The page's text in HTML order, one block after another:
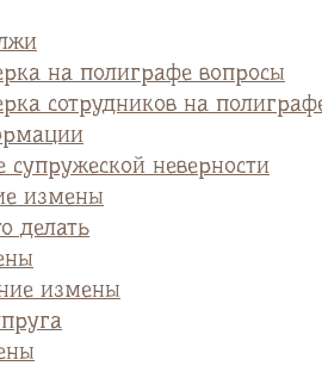
на полиграфе вопросы
сотрудников на
супружеской неверности
измены
делать
измены